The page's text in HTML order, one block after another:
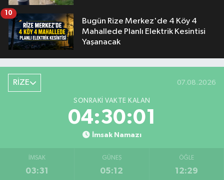
Bugün Rize Merkez'de 4 Köy 4
Mahallede Planlı Elektrik Kesintisi
Yaşanacak
10
RİZE 07.08.2026
SONRAKI VAKTE KALAN
04:30:00
İmsak Namazı
İMSAK
03:31
GÜNEŞ
05:12
ÖĞLE
12:29